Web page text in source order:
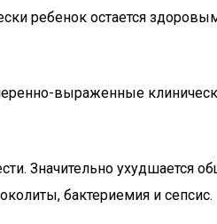
ребенок остается
выраженные
Значительно ухудшается
бактериемия и сепсис.